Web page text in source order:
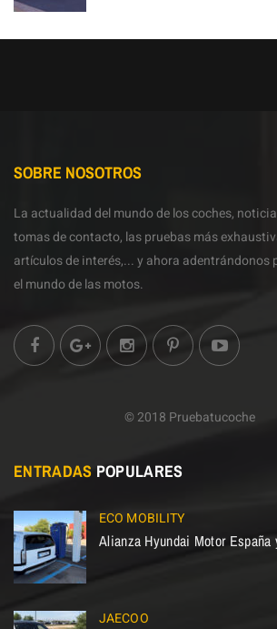
SOBRE NOSOTROS
La actualidad del mundo de los coches,
tomas de contacto, las pruebas más
artículos de interés,... y ahora adentrándonos
el mundo de las motos.
© 2018 Pruebatucoche
ENTRADAS POPULARES
ECO MOBILITY
Alianza Hyundai Motor España
JAECOO